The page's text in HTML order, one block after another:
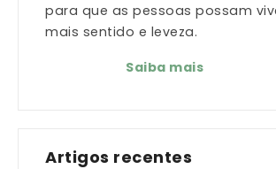
para que as pessoas possam
mais sentido e leveza.
Saiba mais
Artigos recentes